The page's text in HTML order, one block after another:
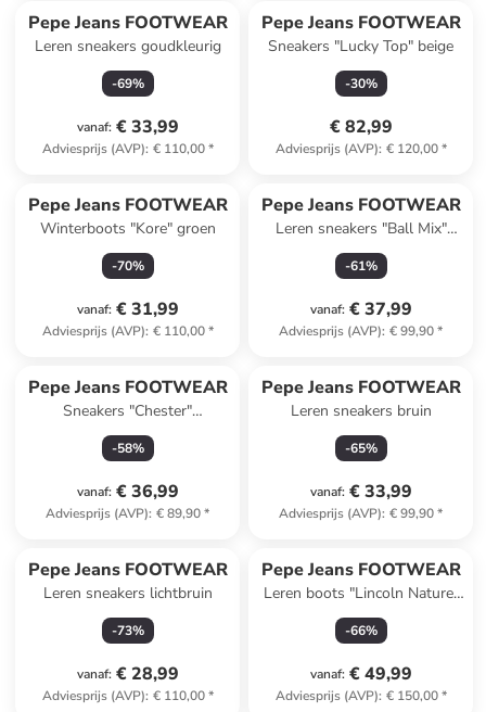
Pepe Jeans FOOTWEAR
Leren sneakers goudkleurig
-69%
vanaf: € 33,99
Adviesprijs (AVP): € 110,00*
Pepe Jeans FOOTWEAR
Sneakers "Lucky Top" beige
-30%
€ 82,99
Adviesprijs (AVP): € 120,00*
Pepe Jeans FOOTWEAR
Winterboots "Kore" groen
-70%
vanaf: € 31,99
Adviesprijs (AVP): € 110,00*
Pepe Jeans FOOTWEAR
Leren sneakers "Ball Mix"
lichtbruin/donkerblauw/wit
-61%
vanaf: € 37,99
Adviesprijs (AVP): € 99,90*
Pepe Jeans FOOTWEAR
Sneakers "Chester"
wit/goudkleurig
-58%
vanaf: € 36,99
Adviesprijs (AVP): € 89,90*
Pepe Jeans FOOTWEAR
Leren sneakers bruin
-65%
vanaf: € 33,99
Adviesprijs (AVP): € 99,90*
Pepe Jeans FOOTWEAR
Leren sneakers lichtbruin
-73%
vanaf: € 28,99
Adviesprijs (AVP): € 110,00*
Pepe Jeans FOOTWEAR
Leren boots "Lincoln Nature"
bruin
-66%
vanaf: € 49,99
Adviesprijs (AVP): € 150,00*